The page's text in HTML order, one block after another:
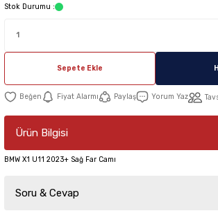
Stok Durumu :
Sepete Ekle
Fiyat Alarmı Paylaş Yorum Yaz
Ürün Bilgisi
BMW X1 U11 2023+ Sağ Far Camı
Soru & Cevap